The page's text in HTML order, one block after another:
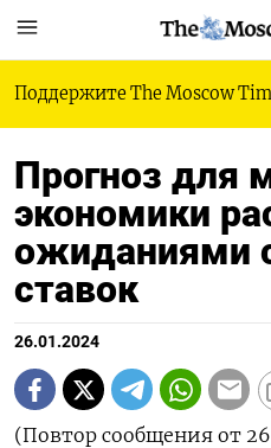
Поддержите The Moscow
Прогноз для
экономики
ожиданиями
ставок
26.01.2024
(Повтор сообщения от